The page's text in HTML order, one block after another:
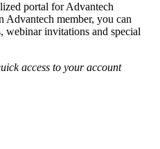
portal for Advantech
Advantech member, you can
webinar invitations and special
access to your account